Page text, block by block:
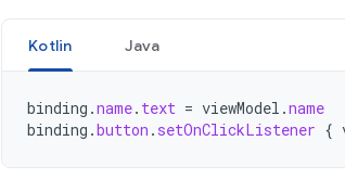
Kotlin Java
binding .name. text = viewModel .name
binding .button . setOnClickListener {